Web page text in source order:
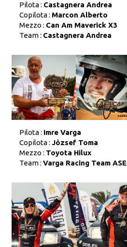
Pilota : Castagnera Andrea
Copilota : Marcon Alberto
Mezzo : Can Am Maverick X3
Team : Castagnera Andrea
Pilota : Imre Varga
Copilota : Jòzsef Toma
Mezzo : Toyota Hilux
Team : Varga Racing Team ASE